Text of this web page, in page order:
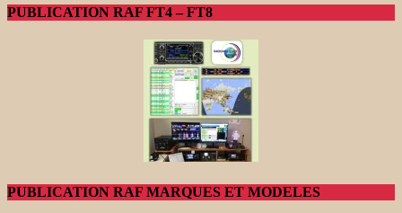
PUBLICATION RAF FT4 – FT8
PUBLICATION RAF MARQUES ET MODELES